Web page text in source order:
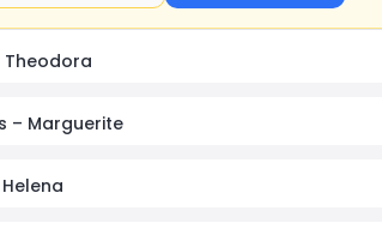
Theodora
– Marguerite